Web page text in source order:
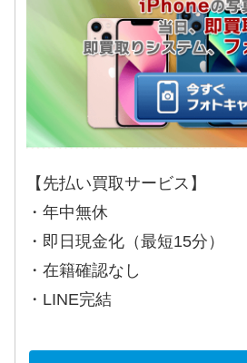
【先払い買取サービス】
・年中無休
・即日現金化（最短15分）
・在籍確認なし
・LINE完結